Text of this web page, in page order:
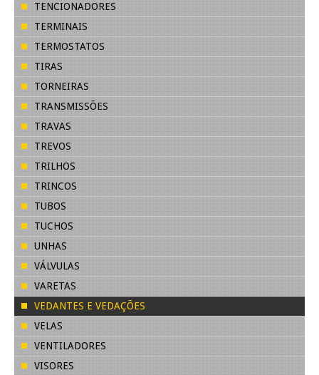
TENCIONADORES
TERMINAIS
TERMOSTATOS
TIRAS
TORNEIRAS
TRANSMISSÕES
TRAVAS
TREVOS
TRILHOS
TRINCOS
TUBOS
TUCHOS
UNHAS
VÁLVULAS
VARETAS
VEDANTES E VEDAÇÕES
VELAS
VENTILADORES
VISORES